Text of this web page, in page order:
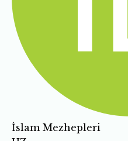
İslam Mezhepleri